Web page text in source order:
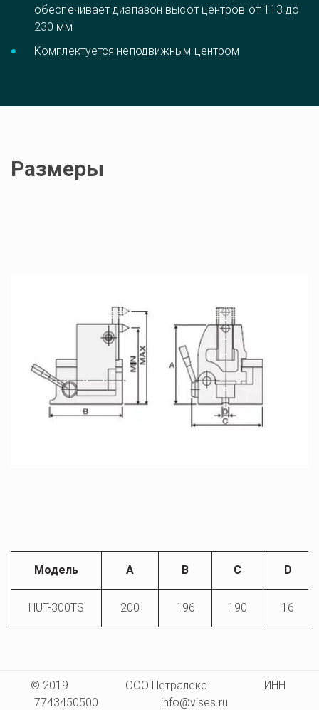
обеспечивает диапазон высот центров от 113 до
230 мм
Комплектуется неподвижным центром
Размеры
Модель A B C D
HUT-300TS 200 196 190 16
© 2019                    ООО Петралекс                    ИНН
7743450500                      info@vises.ru